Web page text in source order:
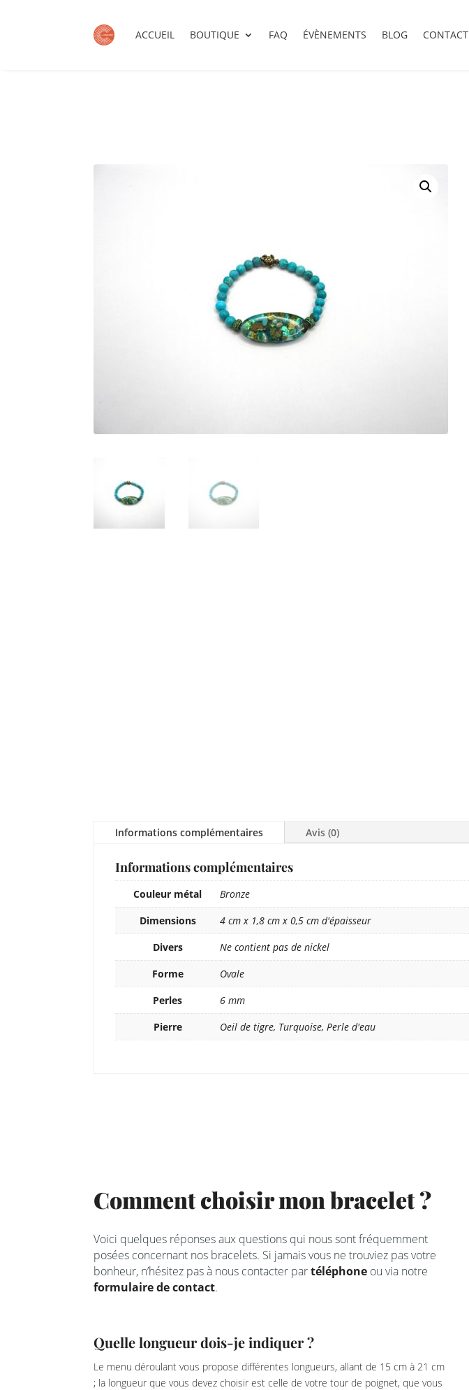
ACCUEIL BOUTIQUE FAQ ÉVÈNEMENTS BLOG CONTACT
Informations complémentaires Avis (0)
Informations complémentaires
Couleur métal
Bronze
Dimensions
4 cm x 1,8 cm x 0,5 cm d'épaisseur
Divers
Ne contient pas de nickel
Forme
Ovale
Perles
6 mm
Pierre
Oeil de tigre, Turquoise, Perle d'eau
Comment choisir mon bracelet ?
Voici quelques réponses aux questions qui nous sont fréquemment
posées concernant nos bracelets. Si jamais vous ne trouviez pas votre
bonheur, n’hésitez pas à nous contacter partéléphone ou via notre
formulaire de contact.
Quelle longueur dois-je indiquer ?
Le menu déroulant vous propose différentes longueurs, allant de 15 cm à 21 cm
; la longueur que vous devez choisir est celle de votre tour de poignet, que vous